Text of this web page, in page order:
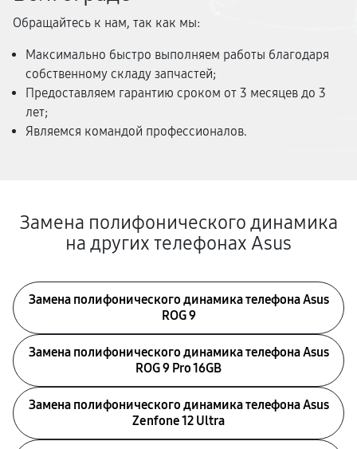
Обращайтесь к нам, так как мы:
Максимально быстро выполняем работы благодаря
собственному складу запчастей;
Предоставляем гарантию сроком от 3 месяцев до 3
лет;
Являемся командой профессионалов.
Замена полифонического динамика
на других телефонах Asus
Замена полифонического динамика телефона Asus
ROG 9
Замена полифонического динамика телефона Asus
ROG 9 Pro 16GB
Замена полифонического динамика телефона Asus
Zenfone 12 Ultra